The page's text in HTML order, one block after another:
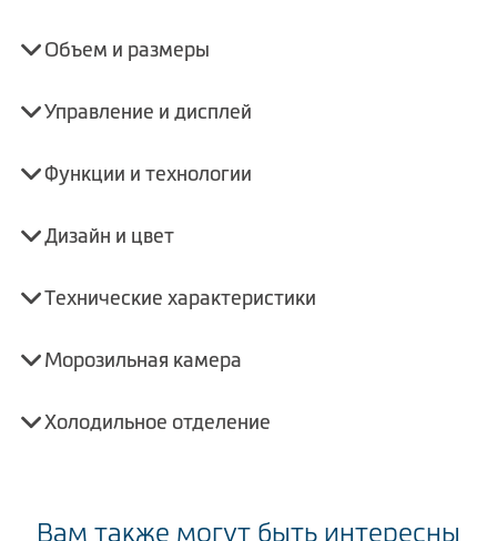
Объем и размеры
Управление и дисплей
Функции и технологии
Дизайн и цвет
Технические характеристики
Морозильная камера
Холодильное отделение
Вам также могут быть интересны